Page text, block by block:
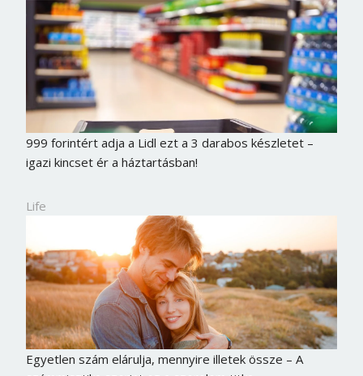
999 forintért adja a Lidl ezt a 3 darabos készletet –
igazi kincset ér a háztartásban!
Life
Egyetlen szám elárulja, mennyire illetek össze – A